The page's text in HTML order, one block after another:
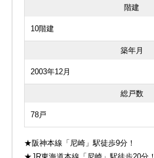
階建
10階建
築年月
2003年12月
総戸数
78戸
★阪神本線「尼崎」駅徒歩9分！